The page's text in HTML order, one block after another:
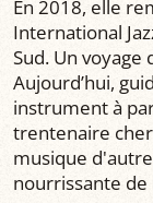
En 2018, elle
International
Sud. Un
Aujourd’hui,
instrument à
trentenaire
musique
nourrissante